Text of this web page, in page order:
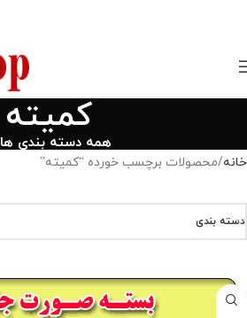
کمیته
همه دسته بندی ها
خانه محصولات برچسب خورده “کمیته”
دسته بندی